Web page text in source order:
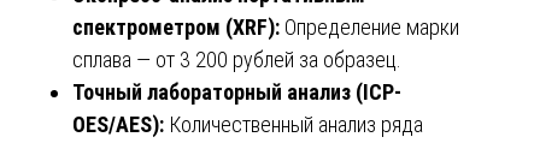
спектрометром (XRF): Определение марки
сплава — от 3 200 рублей за образец.
Точный лабораторный анализ (ICP-
OES/AES): Количественный анализ ряда